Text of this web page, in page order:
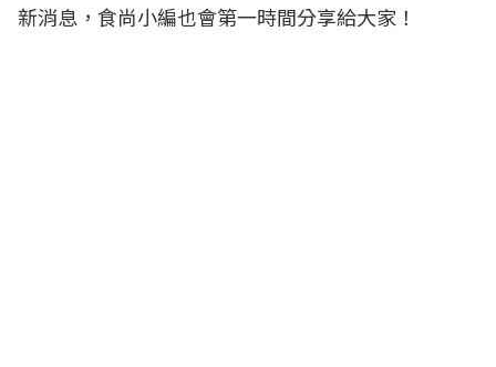
新消息，食尚小編也會第一時間分享給大家！